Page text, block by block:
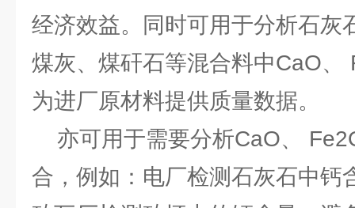
经济效益。同时可用于分析石灰
煤灰、煤矸石等混合料中CaO、
为进厂原材料提供质量数据。
亦可用于需要分析CaO、
合，例如：电厂检测石灰石中钙